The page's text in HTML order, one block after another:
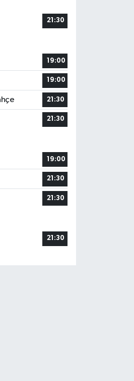
21:30
19:00
19:00
21:30
21:30
19:00
21:30
21:30
21:30